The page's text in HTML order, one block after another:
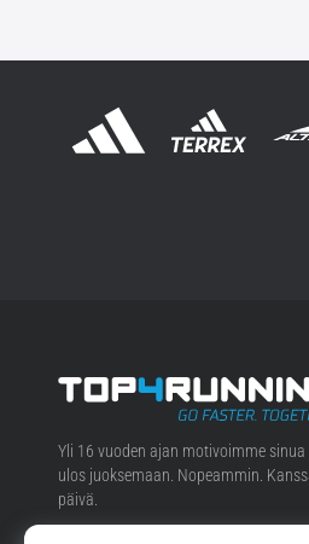
Top4Running.fi
Yli 16 vuoden ajan motivoimme
ulos juoksemaan. Nopeammin.
päivä.